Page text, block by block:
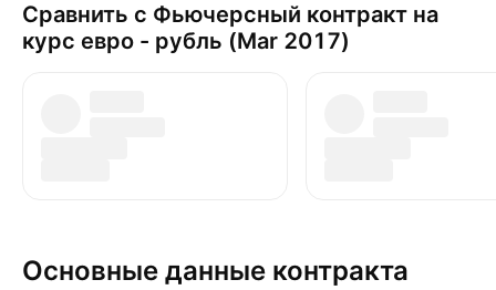
Сравнить с Фьючерсный контракт на
курс евро - рубль (Mar 2017)
Основные данные контракта